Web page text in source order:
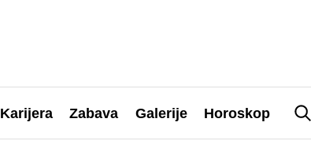
Karijera Zabava Galerije Horoskop